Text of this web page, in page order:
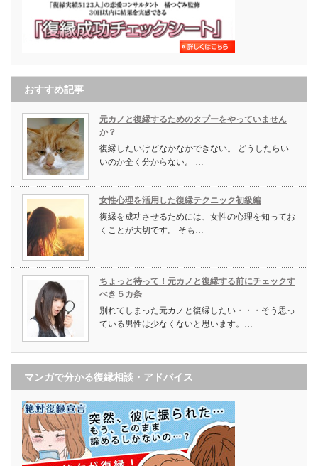
おすすめ記事
元カノと復縁するためのタブーをやっていません
か？
復縁したいけどなかなかできない。 どうしたらい
いのか全く分からない。 …
女性心理を活用した復縁テクニック初級編
復縁を成功させるためには、女性の心理を知ってお
くことが大切です。 そも…
ちょっと待って！元カノと復縁する前にチェックす
べき５カ条
別れてしまった元カノと復縁したい・・・そう思っ
ている男性は少なくないと思います。…
マンガで分かる復縁相談・アドバイス